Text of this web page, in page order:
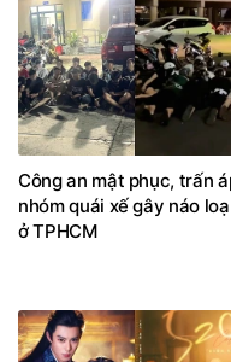
Công an mật phục, trấn
nhóm quái xế gây náo
ở TPHCM